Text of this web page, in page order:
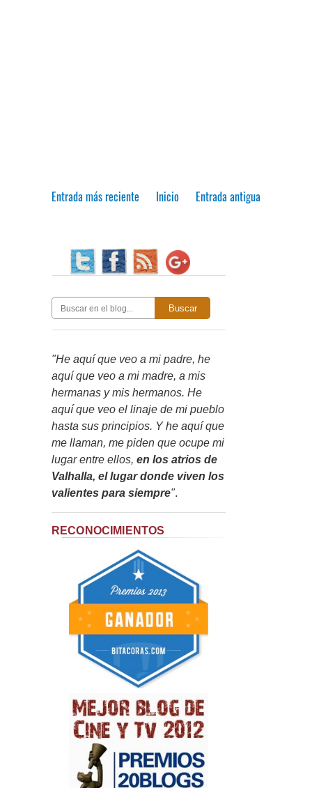
Entrada más reciente Entrada antigua
Inicio
Buscar
"He aquí que veo a mi padre, he
aquí que veo a mi madre, a mis
hermanas y mis hermanos. He
aquí que veo el linaje de mi pueblo
hasta sus principios. Y he aquí que
me llaman, me piden que ocupe mi
lugar entre ellos, en los atrios de
Valhalla, el lugar donde viven los
valientes para siempre".
RECONOCIMIENTOS